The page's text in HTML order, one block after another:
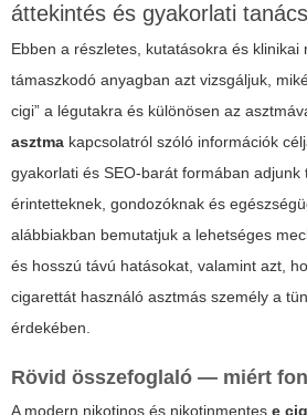
áttekintés és gyakorlati
Ebben a részletes, kutatásokra és klinikai
támaszkodó anyagban azt vizsgáljuk,
cigi” a légutakra és különösen az
asztma kapcsolatról szóló információk
gyakorlati és SEO-barát formában adjunk
érintetteknek, gondozóknak és
alábbiakban bemutatjuk a lehetséges
és hosszú távú hatásokat, valamint azt,
cigarettát használó asztmás személy a
érdekében.
Rövid összefoglaló — miért
A modern nikotinos és nikotinmentes e